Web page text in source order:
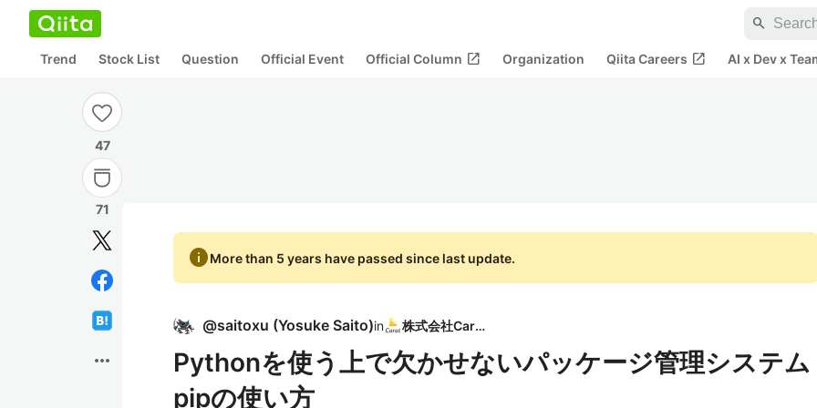
search
Trend Stock List Question Official Event Official Column open_in_new Organization Qiita Careers open_in_new AI x Dev x
47
71
more_horiz
infoMore than 5 years have passed since last update.
@saitoxu (Yosuke Saito)in 株式会社Carat
Pythonを使う上で欠かせないパッケージ管理システム
pipの使い方